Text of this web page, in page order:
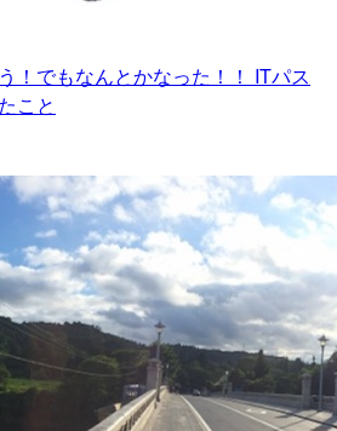
！でもなんとかなった！！ ITパス
こと